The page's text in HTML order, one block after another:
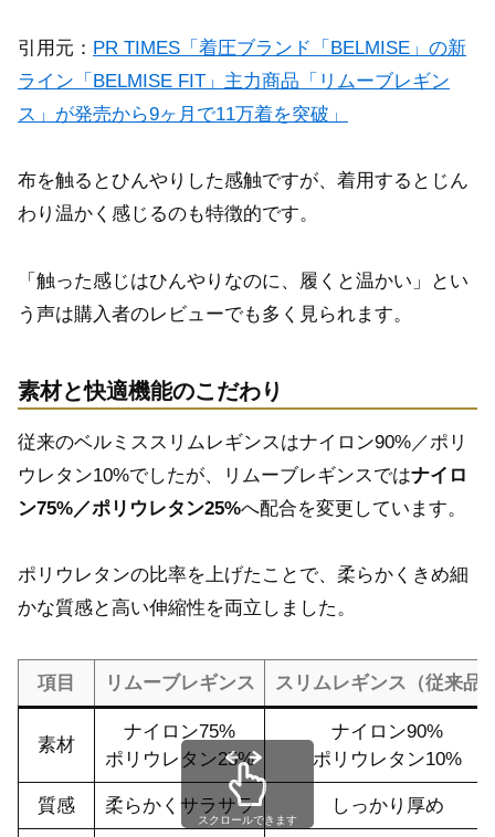
引用元： PR TIMES「着圧ブランド「BELMISE」の新
ライン「BELMISE FIT」主力商品「リムーブレギン
ス」が発売から9ヶ月で11万着を突破」
布を触るとひんやりした感触ですが、着用するとじん
わり温かく感じるのも特徴的です。
「触った感じはひんやりなのに、履くと温かい」とい
う声は購入者のレビューでも多く見られます。
素材と快適機能のこだわり
従来のベルミススリムレギンスはナイロン90%／ポリ
ウレタン10%でしたが、リムーブレギンスではナイロ
ン75%／ポリウレタン25%へ配合を変更しています。
ポリウレタンの比率を上げたことで、柔らかくきめ細
かな質感と高い伸縮性を両立しました。
項目 リムーブレギンス スリムレギンス（従来品
素材
ナイロン75%
ポリウレタン25%
ナイロン90%
ポリウレタン10%
質感 柔らかくサラサラ しっかり厚め
スクロールできます